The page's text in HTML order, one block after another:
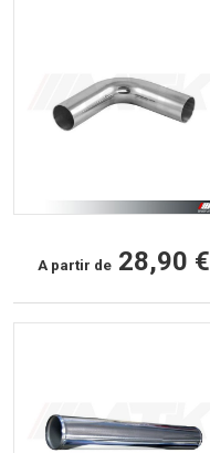
A partir de 28,90 €